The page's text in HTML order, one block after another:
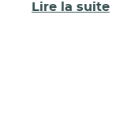
Lire la suite